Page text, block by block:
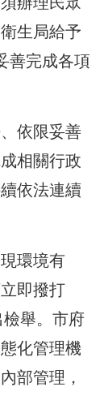
生局給予
善完成各項
依限妥善
相關行政
依法連續
環境有
即撥打
舉。市府
化管理機
部管理，